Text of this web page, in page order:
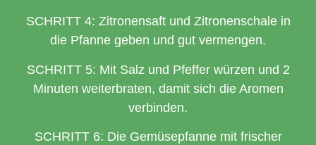
SCHRITT 4: Zitronensaft und Zitronenschale in
die Pfanne geben und gut vermengen.
SCHRITT 5: Mit Salz und Pfeffer würzen und 2
Minuten weiterbraten, damit sich die Aromen
verbinden.
SCHRITT 6: Die Gemüsepfanne mit frischer